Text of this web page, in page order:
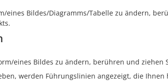
eines Bildes/Diagramms/Tabelle zu ändern,
eines Bildes zu ändern, berühren und ziehen
werden Führungslinien angezeigt, die